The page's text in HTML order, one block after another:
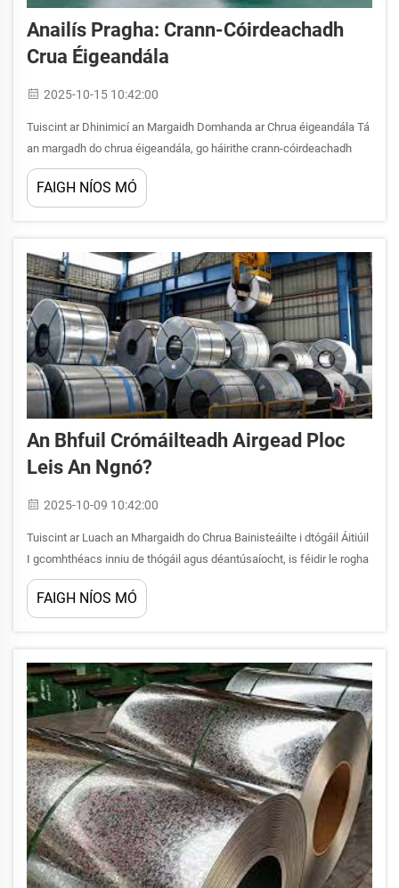
Anailís Pragha: Crann-Cóirdeachadh
Crua Éigeandála
2025-10-15 10:42:00
Tuiscint ar Dhinimicí an Margaidh Domhanda ar Chrua éigeandála Tá
an margadh do chrua éigeandála, go háirithe crann-cóirdeachadh
cruá éigeandála, i réim agus ar aghaidh d'infheistíocht leictreachais
agus dócháin ar fud an domhain. Is speisialta í seo uirlis
mhagnatach...
FAIGH NÍOS MÓ
An Bhfuil Crómáilteadh Airgead Ploc
Leis An Ngnó?
2025-10-09 10:42:00
Tuiscint ar Luach an Mhargaidh do Chrua Bainisteáilte i dtógáil Áitiúil
I gcomhthéacs inniu de thógáil agus déantúsaíocht, is féidir le rogha
na n-ábhar tionchar mór a dhéanamh ar fhadhb nó ar chostas-
eifeachtúlacht tionscail. Tá cruá bainisteáilte forbairt...
FAIGH NÍOS MÓ